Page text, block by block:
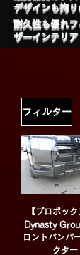
デザインも拘
耐久性も優れ
ザーインテリア
フィルター
【プロボック
Dynasty
ロントバンパ
クター